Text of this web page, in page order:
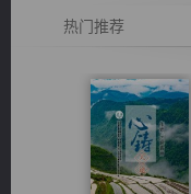
热门推荐